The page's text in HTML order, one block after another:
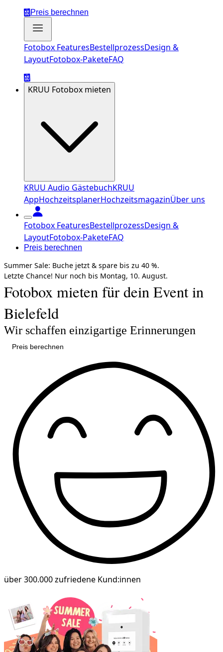
Preis berechnen
Fotobox FeaturesBestellprozessDesign &
LayoutFotobox-PaketeFAQ
KRUU Fotobox mieten
KRUU Audio GästebuchKRUU
AppHochzeitsplanerHochzeitsmagazinÜber uns
Fotobox FeaturesBestellprozessDesign &
LayoutFotobox-PaketeFAQ
Preis berechnen
Summer Sale: Buche jetzt & spare bis zu 40 %.
Letzte Chance! Nur noch bis Montag, 10. August.
Fotobox mieten für dein Event in
Bielefeld
Wir schaffen einzigartige Erinnerungen
Preis berechnen
über 300.000 zufriedene Kund:innen